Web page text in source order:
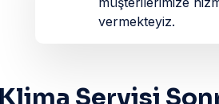
vermekteyiz.
Servisi